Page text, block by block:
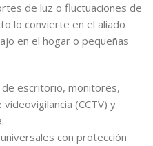
de luz o fluctuaciones de
lo convierte en el aliado
en el hogar o pequeñas
escritorio, monitores,
(CCTV) y
con protección